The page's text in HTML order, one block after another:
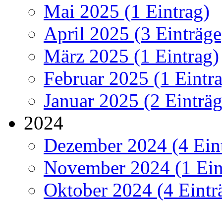
Mai 2025 (1 Eintrag)
April 2025 (3
März 2025 (1 Eintrag)
Februar 2025 (1
Januar 2025 (2
2024
Dezember 2024 (4
November 2024 (1
Oktober 2024 (4